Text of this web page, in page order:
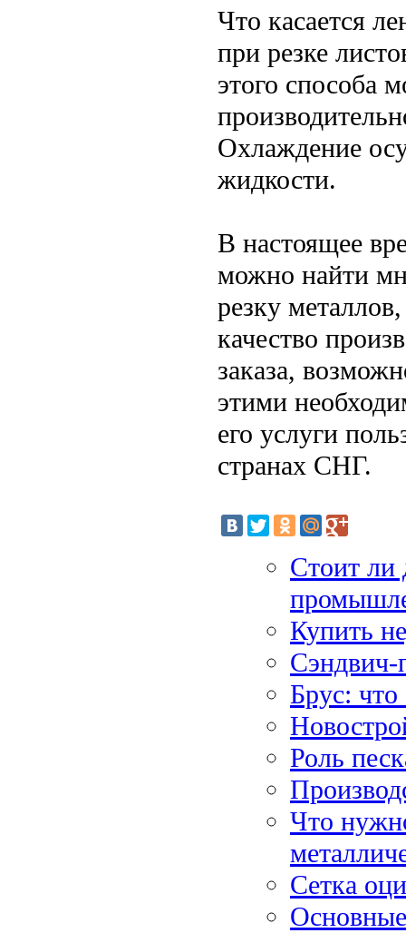
Что касается
при резке
этого способа
Охлаждение
жидкости.
В настоящее
можно найти
резку
качество
заказа,
этими
его услуги
странах СНГ.
Стоит ли
Купить
Сэндвич-
Брус: что
Роль
Что
Сетка